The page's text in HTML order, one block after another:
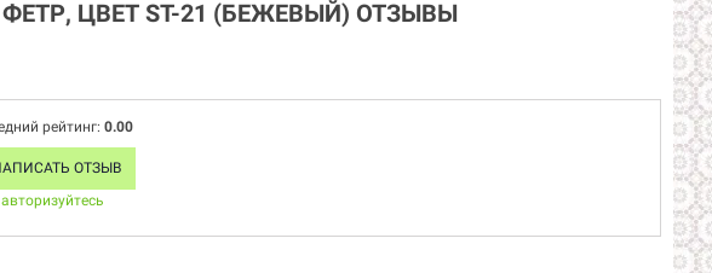
ЦВЕТ ST-21 (БЕЖЕВЫЙ) ОТЗЫВЫ
рейтинг: 0.00
ОТЗЫВ
авторизуйтесь